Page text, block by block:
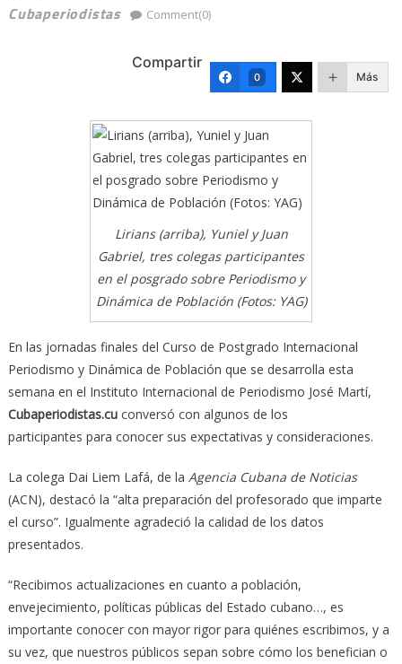
Cubaperiodistas
Comment(0)
Compartir
0 Más
Lirians (arriba), Yuniel y Juan
Gabriel, tres colegas participantes
en el posgrado sobre Periodismo y
Dinámica de Población (Fotos: YAG)
En las jornadas finales del Curso de Postgrado Internacional
Periodismo y Dinámica de Población que se desarrolla esta
semana en el Instituto Internacional de Periodismo José Martí,
Cubaperiodistas.cuconversó con algunos de los
participantes para conocer sus expectativas y consideraciones.
La colega Dai Liem Lafá, de la Agencia Cubana de Noticias
(ACN), destacó la “alta preparación del profesorado que imparte
el curso”. Igualmente agradeció la calidad de los datos
presentados.
“Recibimos actualizaciones en cuanto a población,
envejecimiento, políticas públicas del Estado cubano…, es
importante conocer con mayor rigor para quiénes escribimos, y a
su vez, que nuestros públicos sepan sobre cómo los benefician o